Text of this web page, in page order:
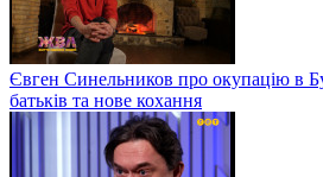
Євген Синельников про окупацію в
батьків та нове кохання